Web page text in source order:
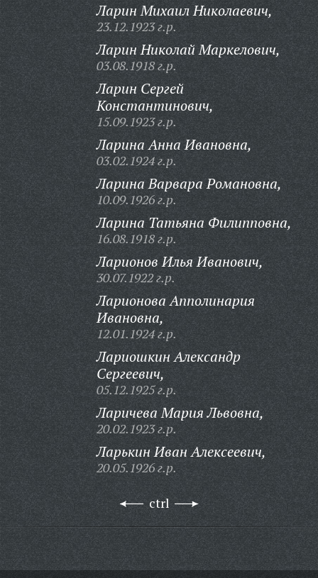
Ларин Михаил Николаевич,
23.12.1923 г.р.
Ларин Николай Маркелович,
03.08.1918 г.р.
Ларин Сергей
Константинович,
15.09.1923 г.р.
Ларина Анна Ивановна,
03.02.1924 г.р.
Ларина Варвара Романовна,
10.09.1926 г.р.
Ларина Татьяна Филипповна,
16.08.1918 г.р.
Ларионов Илья Иванович,
30.07.1922 г.р.
Ларионова Апполинария
Ивановна,
12.01.1924 г.р.
Лариошкин Александр
Сергеевич,
05.12.1925 г.р.
Ларичева Мария Львовна,
20.02.1923 г.р.
Ларькин Иван Алексеевич,
20.05.1926 г.р.
ctrl